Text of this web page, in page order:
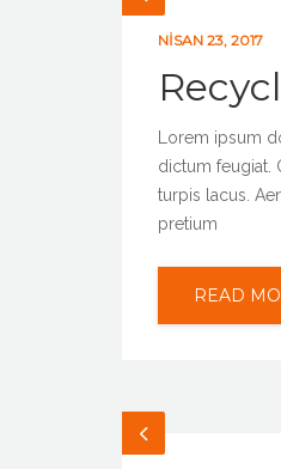
NISAN 23, 2017
Lorem ipsum
dictum feugiat.
turpis lacus.
pretium
READ